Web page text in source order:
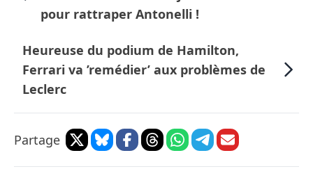
pour rattraper Antonelli !
Heureuse du podium de Hamilton,
Ferrari va ’remédier’ aux problèmes de
Leclerc
Partage